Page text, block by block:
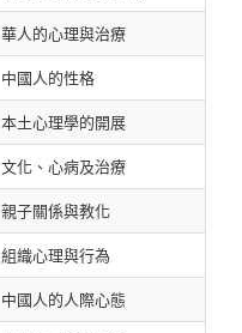
華人的心理與治療
中國人的性格
本土心理學的開展
文化、心病及治療
親子關係與教化
組織心理與行為
中國人的人際心態